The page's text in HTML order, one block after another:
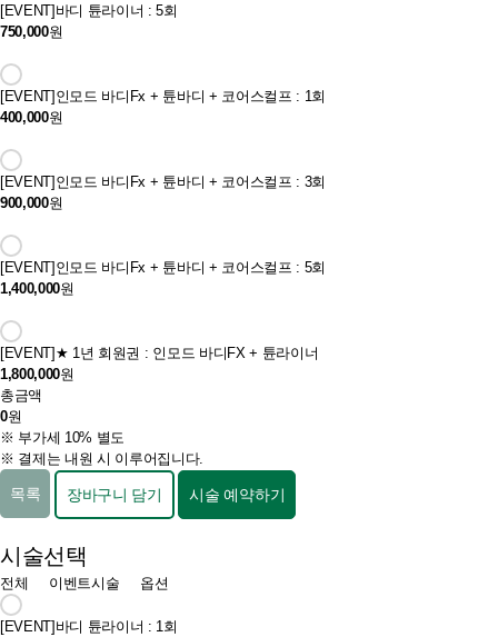
[EVENT]바디 튠라이너 : 5회
750,000원
[EVENT]인모드 바디Fx + 튠바디 + 코어스컬프 : 1회
400,000원
[EVENT]인모드 바디Fx + 튠바디 + 코어스컬프 : 3회
900,000원
[EVENT]인모드 바디Fx + 튠바디 + 코어스컬프 : 5회
1,400,000원
[EVENT]★ 1년 회원권 : 인모드 바디FX + 튠라이너
1,800,000원
총금액
0원
※ 부가세 10% 별도
※ 결제는 내원 시 이루어집니다.
목록 장바구니 담기 시술 예약하기
시술선택
전체 이벤트시술 옵션
[EVENT] 바디 튠라이너 : 1회